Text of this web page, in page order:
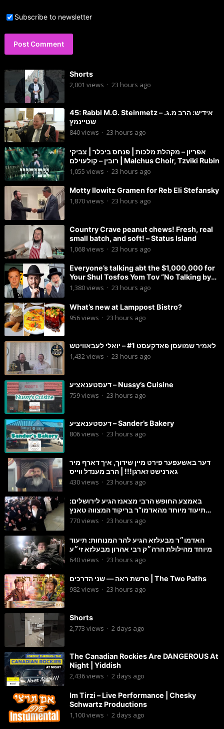
Subscribe to newsletter
Shorts
2,001 views · 23 hours ago
45: Rabbi M.G. Steinmetz – אידיש: הרב מ.ג.
שטיינמץ
840views · 23 hours ago
אפריון – מקהלת מלכות | פנחס ביכלר | צביקי
רובין – קולעוילם | Malchus Choir, Tzviki Rubin
1,055 views · 23 hours ago
Motty Ilowitz Gramen for Reb Eli Stefansky
1,870views · 23 hours ago
Country Crave peanut chews! Fresh, real
small batch, and soft! – Status Island
1,068views · 23 hours ago
Everyone’s talking abt the $1,000,000 for
Your Shul Tosfos Yom Tov “No Talking by
Davening” movement
1,380views · 23 hours ago
What’s new at Lamppost Bistro?
956views · 23 hours ago
לאמיר שמועסן פאדקעסט #1 – יואלי לעבאוויטש
1,432views · 23 hours ago
דעסטענאציע – Nussy’s Cuisine
759views · 23 hours ago
דעסטענאציע – Sander’s Bakery
806views · 23 hours ago
דער באשעפער פירט מיין שידוך, איך דארף מיר
גארנישט זארגן!!! | הרב מענדל ווייס
430views · 23 hours ago
באמצע החופש הרבי מצאנז הגיע לירושלים:
תיעוד מיוחד מהאדמו”ר בריקוד המצווה טאנץ
בשמחת בית סטרפקוב
770views · 23 hours ago
האדמו״ר מבעלזא הגיע להר המנוחות: תיעוד
מיוחד מהילולת הרה״ק רבי אהרון מבעלזא זי״ע
640views · 23 hours ago
פרשת ראה — שני הדרכים | The Two Paths
982views · 23 hours ago
Shorts
2,773 views · 2 days ago
The Canadian Rockies Are DANGEROUS At
Night | Yiddish
2,436views · 2 days ago
Im Tirzi – Live Performance | Chesky
Schwartz Productions
1,100views · 2 days ago